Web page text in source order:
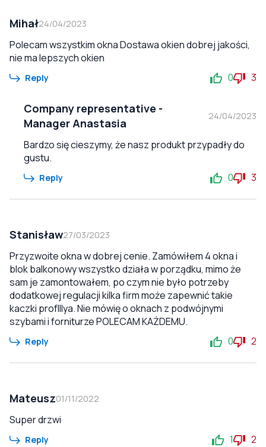
Mihał24/04/2023
Polecam wszystkim okna Dostawa okien dobrej jakości,
nie ma lepszych okien
Reply 0 3
Company representative -
Manager Anastasia
24/04/2023
Bardzo się cieszymy, że nasz produkt przypadły do
gustu.
Reply 0 3
Stanisław27/03/2023
Przyzwoite okna w dobrej cenie. Zamówiłem 4 okna i
blok balkonowy wszystko działa w porządku, mimo że
sam je zamontowałem, po czym nie było potrzeby
dodatkowej regulacji kilka firm może zapewnić takie
kaczki profIllya. Nie mówię o oknach z podwójnymi
szybami i forniturze POLECAM KAŻDEMU.
Reply 0 2
Mateusz01/11/2022
Super drzwi
Reply 1 2